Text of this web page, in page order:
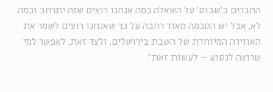
החברים ב'שבוס' על השאלה כמה אנחנו רוצים שזה יתרחב וכמה
לא, אבל יש הסכמה מאוד רחבה על כך שאנחנו רוצים לשמר את
האווירה המיוחדת של השבת בירושלים, ולצד זאת, לאפשר למי
שרוצה לנסוע – לעשות זאת".